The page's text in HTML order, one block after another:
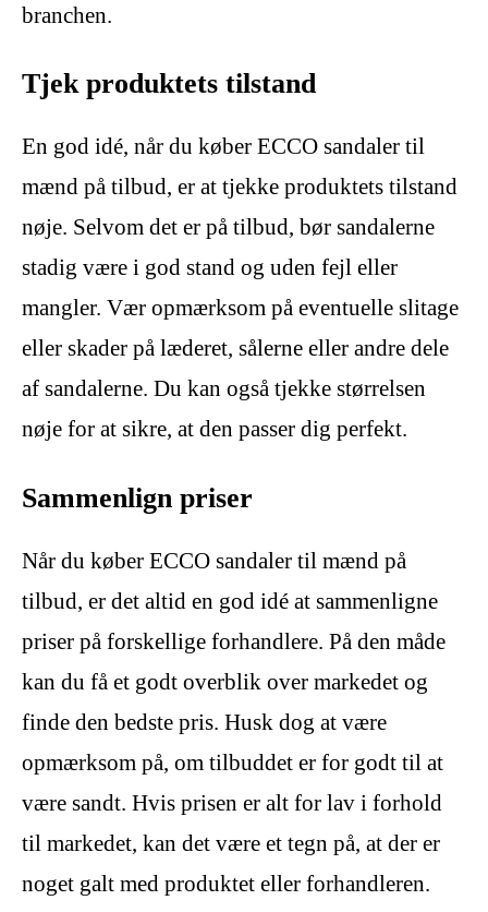
branchen.
Tjek produktets tilstand
En god idé, når du køber ECCO sandaler til
mænd på tilbud, er at tjekke produktets tilstand
nøje. Selvom det er på tilbud, bør sandalerne
stadig være i god stand og uden fejl eller
mangler. Vær opmærksom på eventuelle slitage
eller skader på læderet, sålerne eller andre dele
af sandalerne. Du kan også tjekke størrelsen
nøje for at sikre, at den passer dig perfekt.
Sammenlign priser
Når du køber ECCO sandaler til mænd på
tilbud, er det altid en god idé at sammenligne
priser på forskellige forhandlere. På den måde
kan du få et godt overblik over markedet og
finde den bedste pris. Husk dog at være
opmærksom på, om tilbuddet er for godt til at
være sandt. Hvis prisen er alt for lav i forhold
til markedet, kan det være et tegn på, at der er
noget galt med produktet eller forhandleren.